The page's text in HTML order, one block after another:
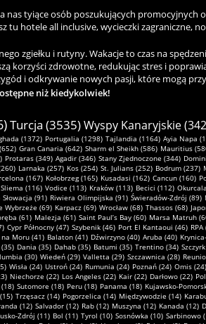
tyiące osób poszukujących
tu hotele all inclusive, wycieczki zagraniczne,
zgiełku i rutyny. Wakacje to czas na
korzyści zdrowotne, redukując stres i
i odkrywanie nowych pasji, które mogą
niż kiedykolwiek!
Turcja (3535)Wyspy Kanaryjskie
(1372) Portugalia (1298) Tajlandia (1164) Ayia Napa
Gran Canaria (642) Sharm el Sheikh (586) Mauritius
Protaras (349) Agadir (346) Stany Zjednoczone (344)
Larnaka (257) Kos (254) St. Julians (252) Bodrum (237)
(167) Kołobrzeg (165) Kusadasi (162) Cancun (160)
Sliema (116) Vodice (113) Kraków (113) Becici (112)
Słowacja (91) Riwiera Olimpijska (91) Świeradów-Zdrój (89)
Wybrzeże (69) Karpacz (69) Wrocław (68) Thassos (68)
(61) Malezja (61) Saint Paul’s Bay (60) Marsa Matruh
Cypr Północny (47) Szybenik (46) Port El Kantaoui (46)
na Moru (41) Balaton (41) Dźwirzyno (40) Aruba (40)
Dania (35) Dahab (35) Batumi (35) Trentino (34)
(30) Wiedeń (29) Valletta (29) Szczawnica (28)
Wisła (24) Ustroń (24) Rumunia (24) Poznań (24) Omis (24)
Niechorze (22) Los Angeles (22) Kair (22) Darłowo (22)
Sutomore (18) Peru (18) Panama (18) Kujawsko-
Trzęsacz (14) Pogorzelica (14) Międzywodzie (14)
(12) Salvador (12) Rab (12) Muszyna (12) Kanada (12)
Zdrój (11) Bol (11) Tyrol (10) Sosnówka (10) Sarbinowo